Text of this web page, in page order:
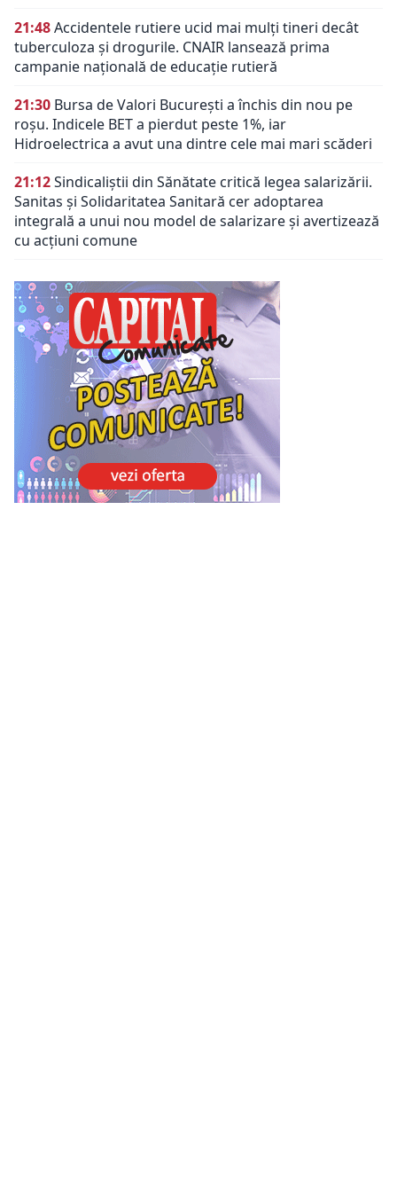
21:48Accidentele rutiere ucid mai mulți tineri decât
tuberculoza și drogurile. CNAIR lansează prima
campanie națională de educație rutieră
21:30 Bursa de Valori București a închis din nou pe
roșu. Indicele BET a pierdut peste 1%, iar
Hidroelectrica a avut una dintre cele mai mari scăderi
21:12Sindicaliștii din Sănătate critică legea salarizării.
Sanitas și Solidaritatea Sanitară cer adoptarea
integrală a unui nou model de salarizare și avertizează
cu acțiuni comune